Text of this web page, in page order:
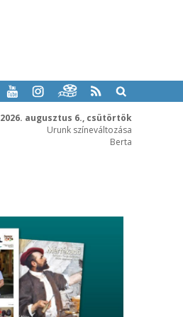
2026. augusztus 6., csütörtök
Urunk színeváltozása
Berta